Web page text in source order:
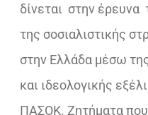
δίνεται στην έρευνα
της σοσιαλιστικής
στην Ελλάδα μέσω
και ιδεολογικής
ΠΑΣΟΚ. Ζητήματα που